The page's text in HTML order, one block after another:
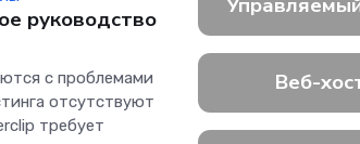
руководство
с проблемами
отсутствуют
требует
Веб-